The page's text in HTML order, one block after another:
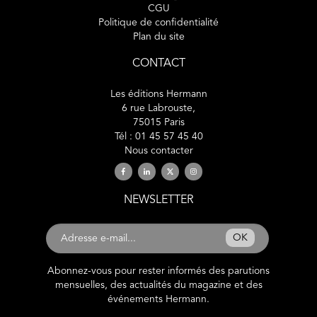
CGU
Politique de confidentialité
Plan du site
CONTACT
Les éditions Hermann
6 rue Labrouste,
75015 Paris
Tél : 01 45 57 45 40
Nous contacter
NEWSLETTER
OK
Abonnez-vous pour rester informés des parutions
mensuelles, des actualités du magazine et des
événements Hermann.